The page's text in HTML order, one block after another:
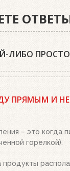
ЛИБО
угля
ПРЯМЫМ И
– это когда
горелкой).